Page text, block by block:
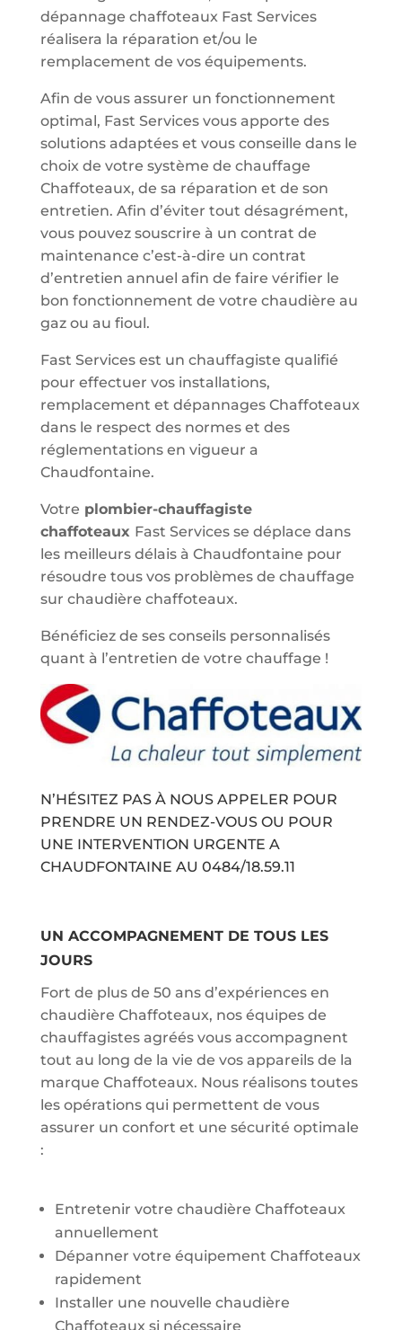
dépannage chaffoteaux Fast Services
réalisera la réparation et/ou le
remplacement de vos équipements.
Afin de vous assurer un fonctionnement
optimal, Fast Services vous apporte des
solutions adaptées et vous conseille dans le
choix de votre système de chauffage
Chaffoteaux, de sa réparation et de son
entretien. Afin d’éviter tout désagrément,
vous pouvez souscrire à un contrat de
maintenance c’est-à-dire un contrat
d’entretien annuel afin de faire vérifier le
bon fonctionnement de votre chaudière au
gaz ou au fioul.
Fast Services est un chauffagiste qualifié
pour effectuer vos installations,
remplacement et dépannages Chaffoteaux
dans le respect des normes et des
réglementations en vigueur a
Chaudfontaine.
Votre plombier-chauffagiste
chaffoteaux Fast Services se déplace dans
les meilleurs délais à Chaudfontaine pour
résoudre tous vos problèmes de chauffage
sur chaudière chaffoteaux.
Bénéficiez de ses conseils personnalisés
quant à l’entretien de votre chauffage !
N’HÉSITEZ PAS À NOUS APPELER POUR
PRENDRE UN RENDEZ-VOUS OU POUR
UNE INTERVENTION URGENTE A
CHAUDFONTAINE AU 0484/18.59.11
UN ACCOMPAGNEMENT DE TOUS LES
JOURS
Fort de plus de 50 ans d’expériences en
chaudière Chaffoteaux, nos équipes de
chauffagistes agréés vous accompagnent
tout au long de la vie de vos appareils de la
marque Chaffoteaux. Nous réalisons toutes
les opérations qui permettent de vous
assurer un confort et une sécurité optimale
:
Entretenir votre chaudière Chaffoteaux
annuellement
Dépanner votre équipement Chaffoteaux
rapidement
Installer une nouvelle chaudière
Chaffoteaux si nécessaire